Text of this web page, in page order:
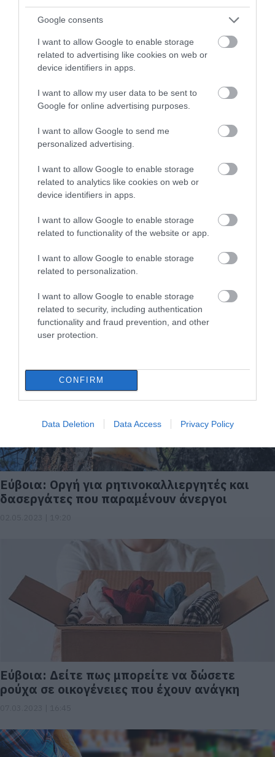
Google consents
I want to allow Google to enable storage
related to advertising like cookies on web or
device identifiers in apps.
I want to allow my user data to be sent to
Google for online advertising purposes.
I want to allow Google to send me
personalized advertising.
I want to allow Google to enable storage
related to analytics like cookies on web or
device identifiers in apps.
I want to allow Google to enable storage
related to functionality of the website or app.
I want to allow Google to enable storage
related to personalization.
I want to allow Google to enable storage
related to security, including authentication
functionality and fraud prevention, and other
user protection.
CONFIRM
Data Deletion Data Access Privacy Policy
Ποιες οικογένειες θα λάβουν λεφτά το 2024
Συγκινεί Ιερέας στην Εύβοια: Τι κάνει για
παιδιά οικογενειών με οικονομικά
προβλήματα
07.08.2023 | 16:45
Εύβοια: Οργή για ρητινοκαλλιεργητές και
δασεργάτες που παραμένουν άνεργοι
Εύβοια: Δείτε πως μπορείτε να δώσετε
ρούχα σε οικογένειες που έχουν ανάγκη